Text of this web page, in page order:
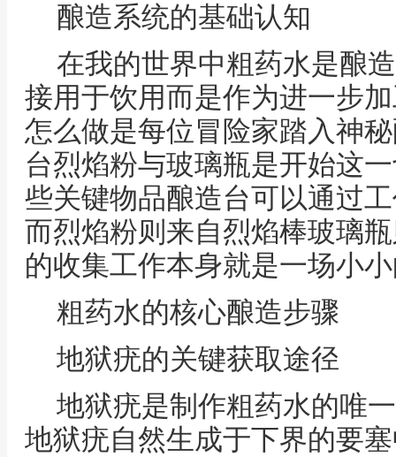
酿造系统的基础认知
在我的世界中粗药水是酿
接用于饮用而是作为进一步
怎么做是每位冒险家踏入神
台烈焰粉与玻璃瓶是开始这
些关键物品酿造台可以通过
而烈焰粉则来自烈焰棒玻璃
的收集工作本身就是一场小
粗药水的核心酿造步骤
地狱疣的关键获取途径
地狱疣是制作粗药水的唯
地狱疣自然生成于下界的要